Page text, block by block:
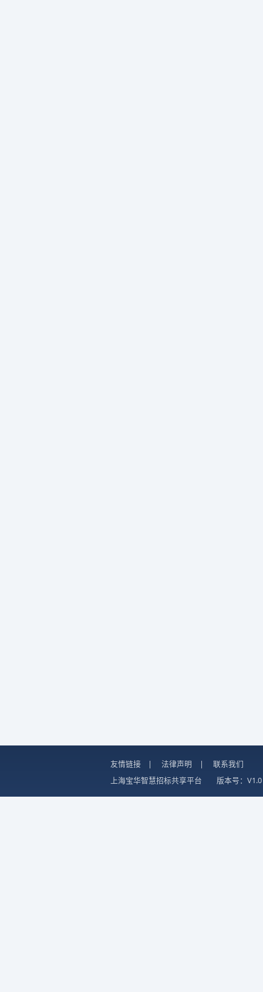
友情链接 | 法律声明 |
联系我们
上海宝华智慧招标共享平台
版本号：V1.0